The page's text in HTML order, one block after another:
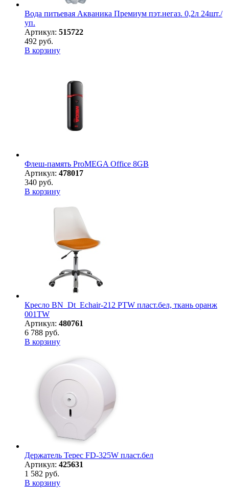
Вода питьевая Акваника Премиум пэт.негаз. 0,2л 24шт./
уп.
Артикул: 515722
492 руб.
В корзину
Флеш-память ProMEGA Office 8GB
Артикул: 478017
340 руб.
В корзину
Кресло BN_Dt_Echair-212 PTW пласт.бел, ткань оранж
001TW
Артикул: 480761
6 788 руб.
В корзину
Держатель Терес FD-325W пласт.бел
Артикул: 425631
1 582 руб.
В корзину